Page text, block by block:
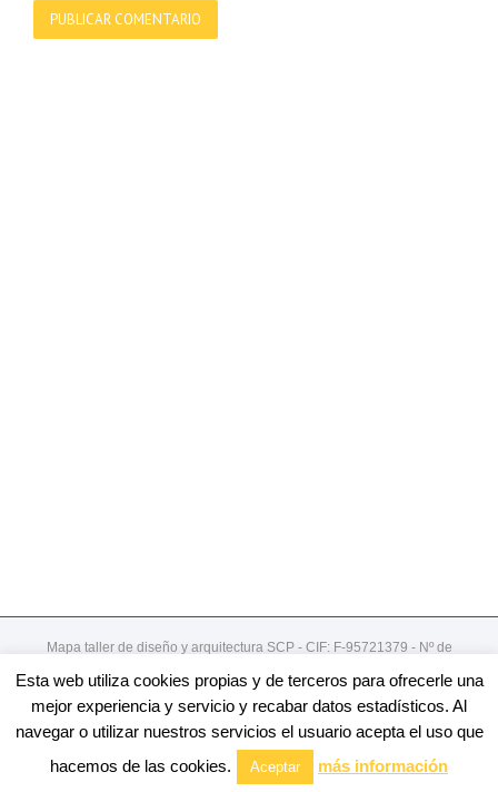
Mapa taller de diseño y arquitectura SCP - CIF: F-95721379 - Nº de
Gordoniz 44, 5º - dto 7- 48002 - Bilbao / 94 4078913
FacebookTwitterLinkedinYoutube
Esta web utiliza cookies propias y de terceros para ofrecerle una
mejor experiencia y servicio y recabar datos estadísticos. Al
navegar o utilizar nuestros servicios el usuario acepta el uso que
hacemos de las cookies.
Aceptar más información